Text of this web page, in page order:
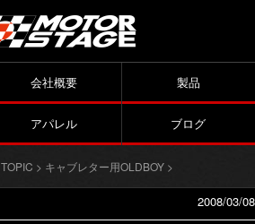
会社概要 製品
アパレル ブログ
TOPIC > キャブレター用OLDBOY >
2008/03/08